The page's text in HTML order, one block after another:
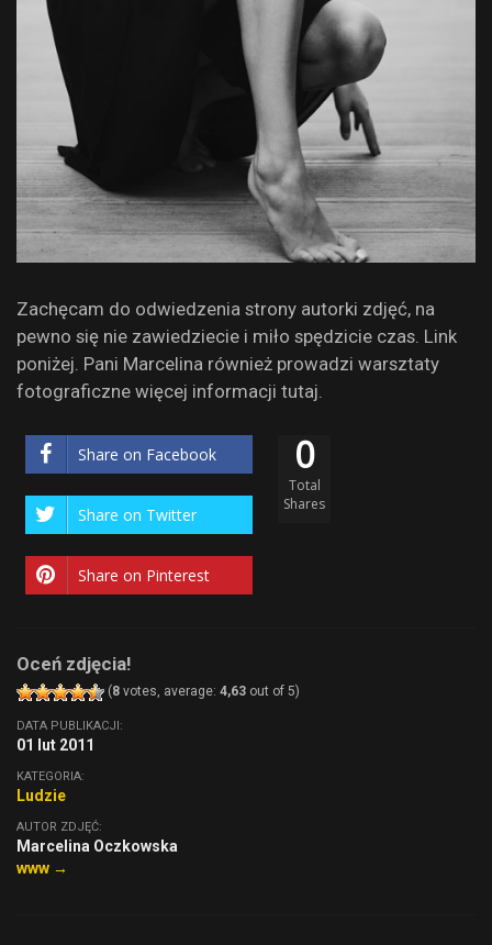
Zachęcam do odwiedzenia strony autorki zdjęć, na
pewno się nie zawiedziecie i miło spędzicie czas. Link
poniżej. Pani Marcelina również prowadzi warsztaty
fotograficzne więcej informacji tutaj.
Share on Facebook
Share on Twitter
Share on Pinterest
0
Total
Shares
Oceń zdjęcia!
(8 votes, average: 4,63 out of 5)
DATA PUBLIKACJI:
01 lut 2011
KATEGORIA:
Ludzie
AUTOR ZDJĘĆ:
Marcelina Oczkowska
www →